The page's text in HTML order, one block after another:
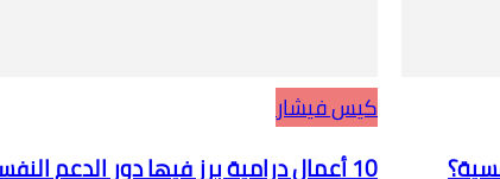
كيس فيشار
10 أعمال درامية برز فيها دور الدعم النفسي